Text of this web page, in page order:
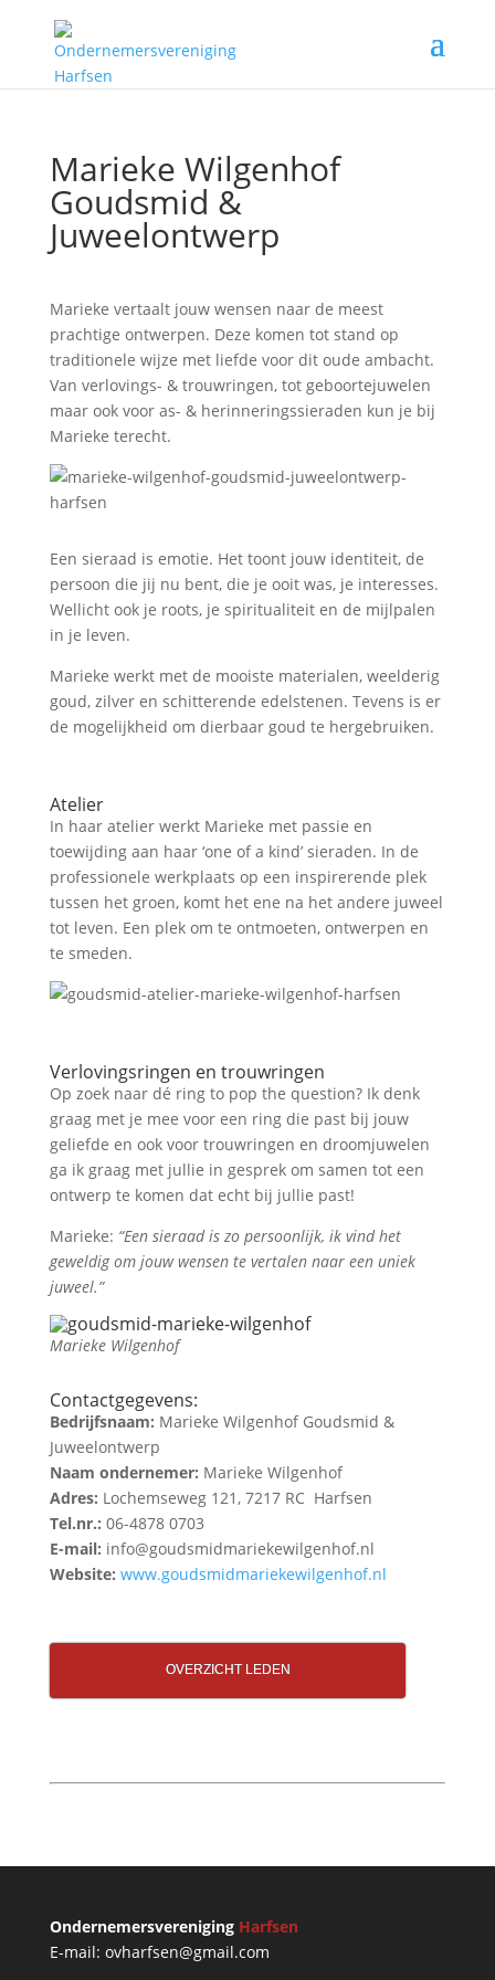
Marieke Wilgenhof
Goudsmid &
Juweelontwerp
Marieke vertaalt jouw wensen naar de meest
prachtige ontwerpen. Deze komen tot stand op
traditionele wijze met liefde voor dit oude ambacht.
Van verlovings- & trouwringen, tot geboortejuwelen
maar ook voor as- & herinneringssieraden kun je bij
Marieke terecht.
Een sieraad is emotie. Het toont jouw identiteit, de
persoon die jij nu bent, die je ooit was, je interesses.
Wellicht ook je roots, je spiritualiteit en de mijlpalen
in je leven.
Marieke werkt met de mooiste materialen, weelderig
goud, zilver en schitterende edelstenen. Tevens is er
de mogelijkheid om dierbaar goud te hergebruiken.
Atelier
In haar atelier werkt Marieke met passie en
toewijding aan haar ‘one of a kind’ sieraden. In de
professionele werkplaats op een inspirerende plek
tussen het groen, komt het ene na het andere juweel
tot leven. Een plek om te ontmoeten, ontwerpen en
te smeden.
Verlovingsringen en trouwringen
Op zoek naar dé ring to pop the question? Ik denk
graag met je mee voor een ring die past bij jouw
geliefde en ook voor trouwringen en droomjuwelen
ga ik graag met jullie in gesprek om samen tot een
ontwerp te komen dat echt bij jullie past!
Marieke: “Een sieraad is zo persoonlijk, ik vind het
geweldig om jouw wensen te vertalen naar een uniek
juweel.”
Marieke Wilgenhof
Contactgegevens:
Bedrijfsnaam: Marieke Wilgenhof Goudsmid &
Juweelontwerp
Naam ondernemer: Marieke Wilgenhof
Adres: Lochemseweg 121, 7217 RC Harfsen
Tel.nr.: 06-4878 0703
E-mail: info@goudsmidmariekewilgenhof.nl
Website: www.goudsmidmariekewilgenhof.nl
OVERZICHT LEDEN
Ondernemersvereniging Harfsen
E-mail: ovharfsen@gmail.com